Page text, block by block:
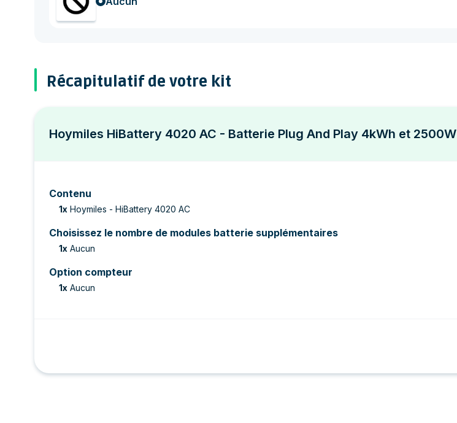
Récapitulatif de votre kit
Hoymiles HiBattery 4020 AC - Batterie Plug And Play 4kWh et 2500W
Contenu
1x Hoymiles - HiBattery 4020 AC
Choisissez le nombre de modules batterie supplémentaires
1x Aucun
Option compteur
1x Aucun